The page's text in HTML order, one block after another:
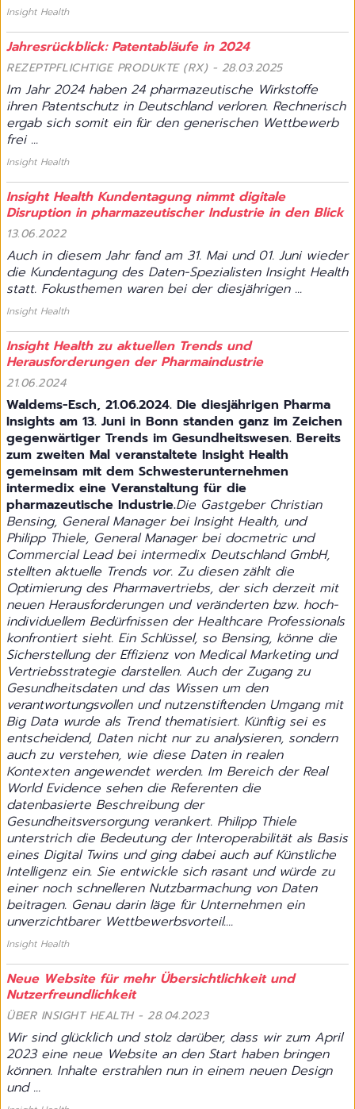
Insight Health
Jahresrückblick: Patentabläufe in 2024
REZEPTPFLICHTIGE PRODUKTE (RX) - 28.03.2025
Im Jahr 2024 haben 24 pharmazeutische Wirkstoffe
ihren Patentschutz in Deutschland verloren. Rechnerisch
ergab sich somit ein für den generischen Wettbewerb
frei ...
Insight Health
Insight Health Kundentagung nimmt digitale
Disruption in pharmazeutischer Industrie in den Blick
13.06.2022
Auch in diesem Jahr fand am 31. Mai und 01. Juni wieder
die Kundentagung des Daten-Spezialisten Insight Health
statt. Fokusthemen waren bei der diesjährigen ...
Insight Health
Insight Health zu aktuellen Trends und
Herausforderungen der Pharmaindustrie
21.06.2024
Waldems-Esch, 21.06.2024. Die diesjährigen Pharma
Insights am 13. Juni in Bonn standen ganz im Zeichen
gegenwärtiger Trends im Gesundheitswesen. Bereits
zum zweiten Mal veranstaltete Insight Health
gemeinsam mit dem Schwesterunternehmen
intermedix eine Veranstaltung für die
pharmazeutische Industrie.Die Gastgeber Christian
Bensing, General Manager bei Insight Health, und
Philipp Thiele, General Manager bei docmetric und
Commercial Lead bei intermedix Deutschland GmbH,
stellten aktuelle Trends vor. Zu diesen zählt die
Optimierung des Pharmavertriebs, der sich derzeit mit
neuen Herausforderungen und veränderten bzw. hoch-
individuellem Bedürfnissen der Healthcare Professionals
konfrontiert sieht. Ein Schlüssel, so Bensing, könne die
Sicherstellung der Effizienz von Medical Marketing und
Vertriebsstrategie darstellen. Auch der Zugang zu
Gesundheitsdaten und das Wissen um den
verantwortungsvollen und nutzenstiftenden Umgang mit
Big Data wurde als Trend thematisiert. Künftig sei es
entscheidend, Daten nicht nur zu analysieren, sondern
auch zu verstehen, wie diese Daten in realen
Kontexten angewendet werden. Im Bereich der Real
World Evidence sehen die Referenten die
datenbasierte Beschreibung der
Gesundheitsversorgung verankert. Philipp Thiele
unterstrich die Bedeutung der Interoperabilität als Basis
eines Digital Twins und ging dabei auch auf Künstliche
Intelligenz ein. Sie entwickle sich rasant und würde zu
einer noch schnelleren Nutzbarmachung von Daten
beitragen. Genau darin läge für Unternehmen ein
unverzichtbarer Wettbewerbsvorteil....
Insight Health
Neue Website für mehr Übersichtlichkeit und
Nutzerfreundlichkeit
ÜBER INSIGHT HEALTH - 28.04.2023
Wir sind glücklich und stolz darüber, dass wir zum April
2023 eine neue Website an den Start haben bringen
können. Inhalte erstrahlen nun in einem neuen Design
und ...